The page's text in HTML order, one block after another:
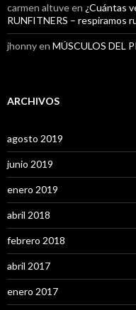
carmen altuveen ¿Cuántas
RUNFITNERS – respiramos
jhonnyen MÚSCULOS DEL
ARCHIVOS
agosto 2019
junio 2019
enero 2019
abril 2018
febrero 2018
abril 2017
enero 2017